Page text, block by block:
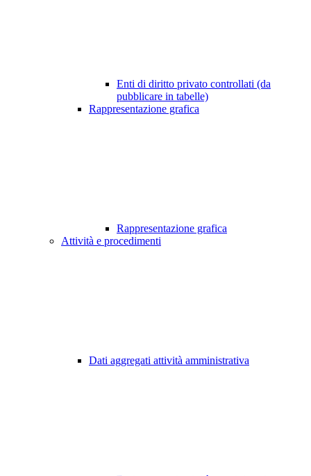
Enti di diritto privato controllati (da
pubblicare in tabelle)
Rappresentazione grafica
Rappresentazione grafica
Attività e procedimenti
Dati aggregati attività amministrativa